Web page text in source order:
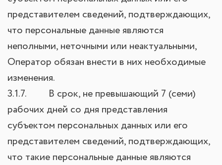
представителем сведений, подтверждающих,
что персональные данные являются
неполными, неточными или неактуальными,
Оператор обязан внести в них необходимые
изменения.
3.1.7. В срок, не превышающий 7 (семи)
рабочих дней со дня представления
субъектом персональных данных или его
представителем сведений, подтверждающих,
что такие персональные данные являются